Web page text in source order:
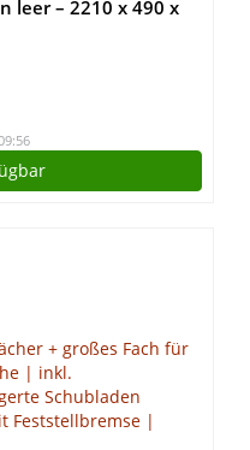
leer – 2210 x 490 x